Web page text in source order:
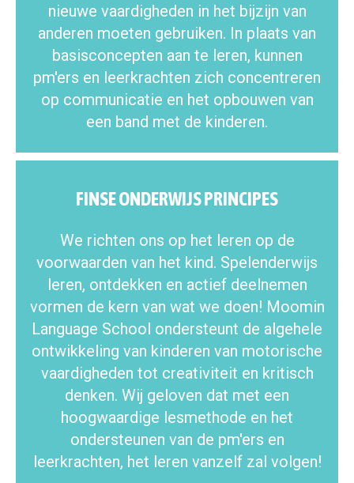
nieuwe vaardigheden in het bijzijn van
anderen moeten gebruiken. In plaats van
basisconcepten aan te leren, kunnen
pm'ers en leerkrachten zich concentreren
op communicatie en het opbouwen van
een band met de kinderen.
FINSE ONDERWIJS PRINCIPES
We richten ons op het leren op de
voorwaarden van het kind. Spelenderwijs
leren, ontdekken en actief deelnemen
vormen de kern van wat we doen! Moomin
Language School ondersteunt de algehele
ontwikkeling van kinderen van motorische
vaardigheden tot creativiteit en kritisch
denken. Wij geloven dat met een
hoogwaardige lesmethode en het
ondersteunen van de pm'ers en
leerkrachten, het leren vanzelf zal volgen!